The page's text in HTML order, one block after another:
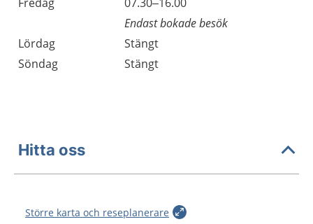
Endast bokade besök
Lördag
Stängt
Söndag
Stängt
Hitta oss
Större karta och reseplanerare